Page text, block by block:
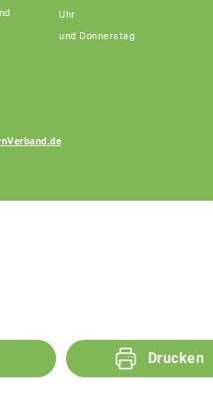
Uhr
und Donnerstag
Drucken